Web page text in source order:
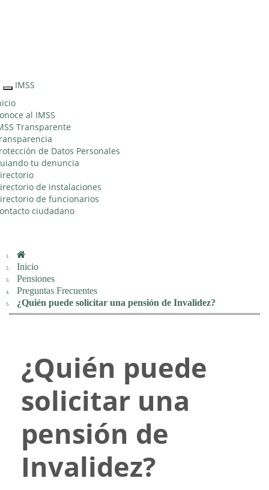
Interruptor
de
Navegación
IMSS
al IMSS
Transparente
de Datos Personales
tu denuncia
de instalaciones
de funcionarios
ciudadano
Inicio
Pensiones
Preguntas Frecuentes
¿Quién puede solicitar una pensión de Invalidez?
¿Quién puede
solicitar una
pensión de
Invalidez?